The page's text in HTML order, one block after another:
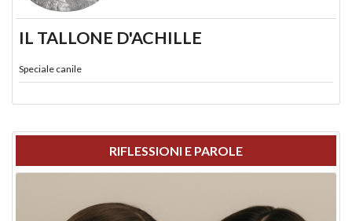
IL TALLONE D'ACHILLE
Speciale canile
RIFLESSIONI E PAROLE